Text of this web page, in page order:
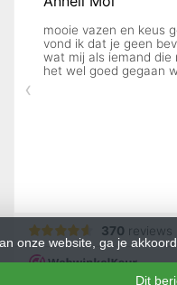
onze website, ga je
Dit